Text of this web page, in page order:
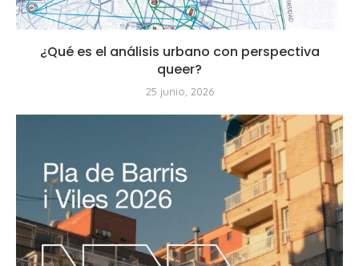
¿Qué es el análisis urbano con perspectiva
queer?
25 junio, 2026